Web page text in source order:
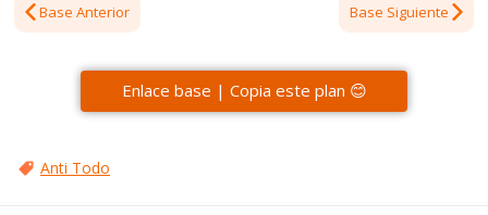
Base Anterior Base Siguiente
Enlace base | Copia este plan 😊
Anti Todo